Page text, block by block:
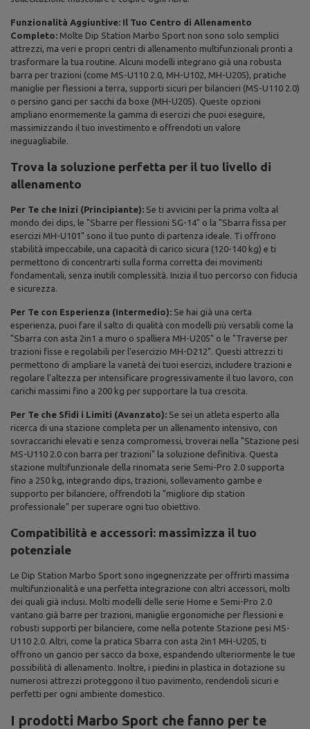
Funzionalità Aggiuntive: Il Tuo Centro di Allenamento
Completo: Molte Dip Station Marbo Sport non sono solo semplici
attrezzi, ma veri e propri centri di allenamento multifunzionali pronti a
trasformare la tua routine. Alcuni modelli integrano già una robusta
barra per trazioni (come MS-U110 2.0, MH-U102, MH-U205), pratiche
maniglie per flessioni a terra, supporti sicuri per bilancieri (MS-U110 2.0)
o persino ganci per sacchi da boxe (MH-U205). Queste opzioni
ampliano enormemente la gamma di esercizi che puoi eseguire,
massimizzando il tuo investimento e offrendoti un valore
ineguagliabile.
Trova la soluzione perfetta per il tuo livello di
allenamento
Per Te che Inizi (Principiante): Se ti avvicini per la prima volta al
mondo dei dips, le "Sbarre per flessioni SG-14" o la "Sbarra fissa per
esercizi MH-U101" sono il tuo punto di partenza ideale. Ti offrono
stabilità impeccabile, una capacità di carico sicura (120-140 kg) e ti
permettono di concentrarti sulla forma corretta dei movimenti
fondamentali, senza inutili complessità. Inizia il tuo percorso con fiducia
e sicurezza.
Per Te con Esperienza (Intermedio): Se hai già una certa
esperienza, puoi fare il salto di qualità con modelli più versatili come la
"Sbarra con asta 2in1 a muro o spalliera MH-U205" o le "Traverse per
trazioni fisse e regolabili per l'esercizio MH-D212". Questi attrezzi ti
permettono di ampliare la varietà dei tuoi esercizi, includere trazioni e
regolare l'altezza per intensificare progressivamente il tuo lavoro, con
carichi massimi fino a 200 kg per supportare la tua crescita.
Per Te che Sfidi i Limiti (Avanzato): Se sei un atleta esperto alla
ricerca di una stazione completa per un allenamento intensivo, con
sovraccarichi elevati e senza compromessi, troverai nella "Stazione pesi
MS-U110 2.0 con barra per trazioni" la soluzione definitiva. Questa
stazione multifunzionale della rinomata serie Semi-Pro 2.0 supporta
fino a 250 kg, integrando dips, trazioni, sollevamento gambe e
supporto per bilanciere, offrendoti la "migliore dip station
professionale" per superare ogni tuo obiettivo.
Compatibilità e accessori: massimizza il tuo
potenziale
Le Dip Station Marbo Sport sono ingegnerizzate per offrirti massima
multifunzionalità e una perfetta integrazione con altri accessori, molti
dei quali già inclusi. Molti modelli delle serie Home e Semi-Pro 2.0
vantano già barre per trazioni, maniglie ergonomiche per flessioni e
robusti supporti per bilanciere, come nella potente Stazione pesi MS-
U110 2.0. Altri, come la pratica Sbarra con asta 2in1 MH-U205, ti
offrono un gancio per sacco da boxe, espandendo ulteriormente le tue
possibilità di allenamento. Inoltre, i piedini in plastica in dotazione su
numerosi attrezzi proteggono il tuo pavimento, rendendoli sicuri e
perfetti per ogni ambiente domestico.
I prodotti Marbo Sport che fanno per te